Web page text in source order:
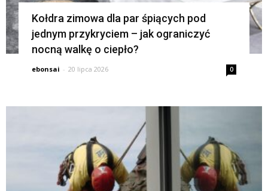
Kołdra zimowa dla par śpiących pod
jednym przykryciem – jak ograniczyć
nocną walkę o ciepło?
ebonsai - 20 lipca 2026 0